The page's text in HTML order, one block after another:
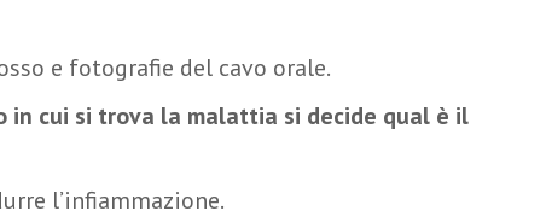
e fotografie del cavo orale.
cui si trova la malattia si decide qual è il
l’infiammazione.